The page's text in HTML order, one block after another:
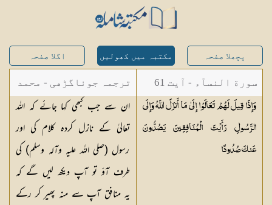
پچھلا صفحہ مکتبہ میں کھولیں اگلا صفحہ
سورة النسآء - آیت 61
وَإِذَا قِيلَ لَهُمْ تَعَالَوْا إِلَىٰ مَا أَنزَلَ اللَّهُ وَإِلَى
الرَّسُولِ رَأَيْتَ الْمُنَافِقِينَ يَصُدُّونَ
عَنكَصُدُودًا
ترجمہ جوناگڑھی - محمد
جونا گڑھی
ان سے جب کبھی کہا جائے کہ اللہ
تعالیٰ کے نازل کردہ کلام کی اور
رسول (صلی اللہ علیہ وآلہ وسلم) کی
طرف آؤ تو آپ دیکھ لیں گے کہ
یہ منافق آپ سے منہ پھیر کر رکے